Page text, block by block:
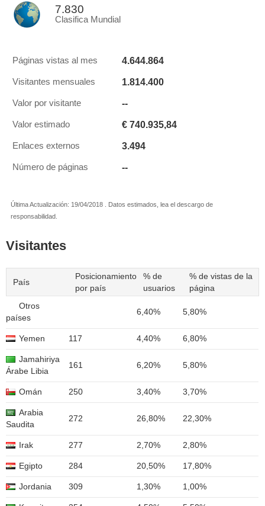
7.830
Clasifica Mundial
Páginas vistas al mes 4.644.864
Visitantes mensuales 1.814.400
Valor por visitante --
Valor estimado € 740.935,84
Enlaces externos 3.494
Número de páginas --
Última Actualización: 19/04/2018 . Datos estimados, lea el descargo de
responsabilidad.
Visitantes
País
Posicionamiento
por país
% de
usuarios
% de vistas de la
página
Otros
países
6,40% 5,80%
Yemen 117 4,40% 6,80%
Jamahiriya
Árabe Libia
161 6,20% 5,80%
Omán 250 3,40% 3,70%
Arabia
Saudita
272 26,80% 22,30%
Irak 277 2,70% 2,80%
Egipto 284 20,50% 17,80%
Jordania 309 1,30% 1,00%